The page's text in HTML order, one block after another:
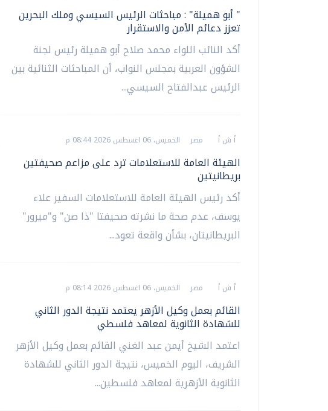
" أبو هميلة" : مباحثات الرئيس السيسي وملك البحرين
تعزز دعائم الأمن والاستقرار
أكد النائب اللواء محمد صلاح أبو هميلة رئيس لجنة
الشؤون العربية بمجلس النواب، أن المباحثات الثنائية بين
الرئيس عبدالفتاح السيسي...
أ ش أ مصر الخميس، 06 اغسطس 2026 08:44 م
الهيئة العامة للاستعلامات ترد على مزاعم صحيفتين
بريطانيتين
أكد رئيس الهيئة العامة للاستعلامات السفير علاء
يوسف، عدم صحة ما نشرته صحيفتا "ذا صن" و"ميرور"
البريطانيتان، بشأن واقعة تعود...
أ ش أ مصر الخميس، 06 اغسطس 2026 08:14 م
القائم بعمل وكيل الأزهر يعتمد نتيجة الدور الثاني
للشهادة الثانوية لمعاهد فلسطي
اعتمد الشيخ أيمن عبد الغني القائم بعمل وكيل الأزهر
الشريف، اليوم الخميس، نتيجة الدور الثاني للشهادة
الثانوية الأزهرية لمعاهد فلسطين...